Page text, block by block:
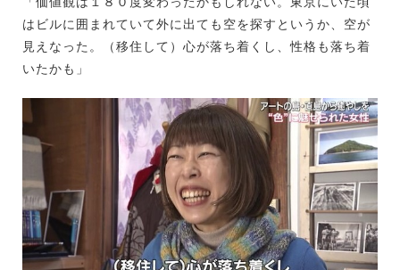
はビルに囲まれていて外に出ても空を探すというか、空が
見えなった。（移住して）心が落ち着くし、性格も落ち着
いたかも」